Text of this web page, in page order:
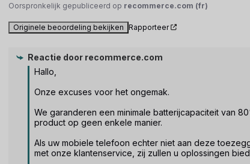
Oorspronkelijk gepubliceerd op recommerce.com (fr)
Originele beoordeling bekijken Rapporteer
Reactie door recommerce.com
Hallo,
Onze excuses voor het ongemak.
We garanderen een minimale batterijcapaciteit van
product op geen enkele manier.
Als uw mobiele telefoon echter niet aan deze
met onze klantenservice, zij zullen u oplossingen